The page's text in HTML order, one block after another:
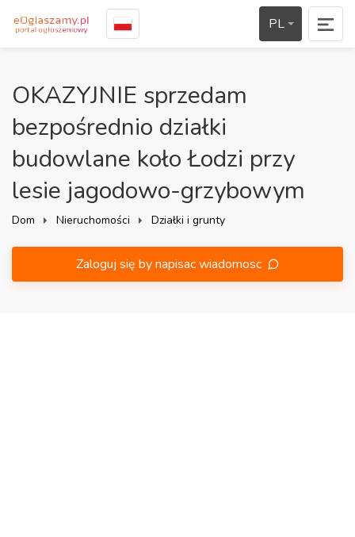
PL
OKAZYJNIE sprzedam
bezpośrednio działki
budowlane koło Łodzi przy
lesie jagodowo-grzybowym
Dom Nieruchomości Działki i grunty
Zaloguj się by napisac wiadomosc